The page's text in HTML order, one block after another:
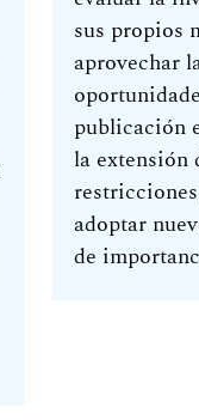
sus propios
aprovechar
publicación
la extensión
adoptar
de